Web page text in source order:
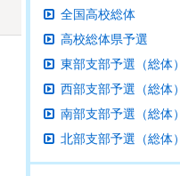
全国高校総体
高校総体県予選
東部支部予選（総体）
西部支部予選（総体）
南部支部予選（総体）
北部支部予選（総体）